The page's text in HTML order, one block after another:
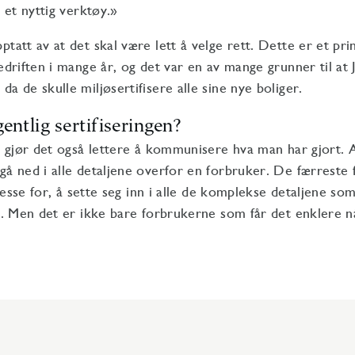
nyttig verktøy.»
av at det skal være lett å velge rett. Dette er et
i mange år, og det var en av mange grunner til at
de skulle miljøsertifisere alle sine nye boliger.
sertifiseringen?
det også lettere å kommunisere hva man har gjort.
ned i alle detaljene overfor en forbruker. De færreste
for, å sette seg inn i alle de komplekse detaljene
Men det er ikke bare forbrukerne som får det enklere